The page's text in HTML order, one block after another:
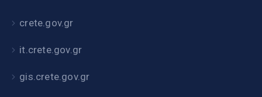
crete.gov.gr
it.crete.gov.gr
gis.crete.gov.gr